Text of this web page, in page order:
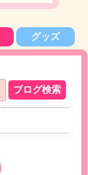
グッズ